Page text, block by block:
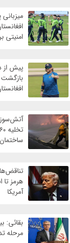
امنیتی
پیش از
بازگشت
هرمز
آمریکا
بقائی:
مرحله